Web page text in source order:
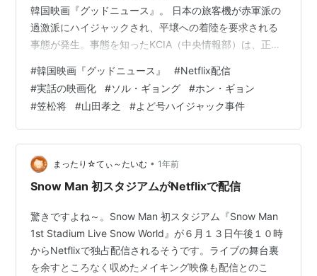
韓国映画『グッドニュース』。 日本の旅客機が赤軍派の
過激派にハイジャックされ、平壌への着陸を要求される
事態が発生。事態を知ったKCIA（中央情報部）は、正体
べく、空港を偽装する奇抜な作戦を展開する。 監督を務
めたのは『名もなき野良犬の輪舞』(2017)、『キングメ
ーカー 大統領を作った男』(2021)、『キル・ボクスン』
(2023)などのピョン・ソンヒョン。 ピョン・ソンヒョン
の全監督作品に出演しているソル・ギョングが政治フィ
クサー「…
#韓国映画『グッドニュース』 #Netflix配信
#実話の映画化 #ソル・ギョング #ホン・ギョン
#笠松将 #山田孝之 #よど号ハイジャック事件
まったり☆てぃ～たいむ • 1年前
Snow Man 初スタジアムがNetflixで配信
驚きですよね～。Snow Man 初スタジアム『Snow Man
1st Stadium Live Snow World』が６月１３日午後１０時
からNetflixで独占配信されるそうです。ライブの舞台裏
を余すところなく収めたメイキング映像も配信とのこ